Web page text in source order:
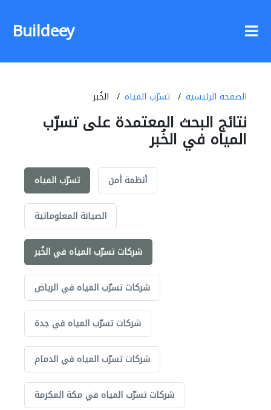
Buildeey
الصفحة الرئيسية تسرّب المياه الخُبر
نتائج البحث المعتمدة على تسرّب
المياه في الخُبر
تسرّب المياه أنظمة أمن
الصيانة المعلوماتية
شركات تسرّب المياه في الخُبر
شركات تسرّب المياه في الرياض
شركات تسرّب المياه في جدة
شركات تسرّب المياه في الدمام
شركات تسرّب المياه في مكة المكرمة